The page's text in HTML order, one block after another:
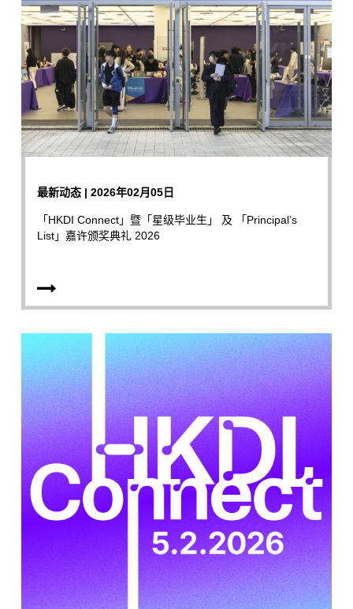
最新动态 | 2026年02月05日
「HKDI Connect」暨「星级毕业生」 及 「Principal’s
List」嘉许颁奖典礼 2026